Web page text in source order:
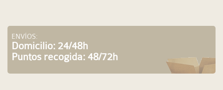
ENVÍOS:
Domicilio: 24/48h
Puntos recogida: 48/72h